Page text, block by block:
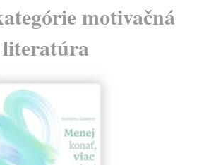
motivačná
literatúra